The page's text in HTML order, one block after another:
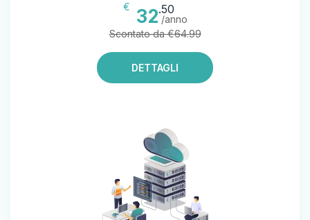
€
32.50
/anno
Scontato da €64.99
DETTAGLI